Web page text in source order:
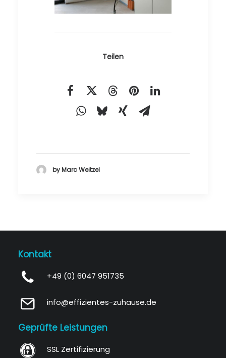
Teilen
by Marc Weitzel
Kontakt
+49 (0) 6047 951735
info@effizientes-zuhause.de
Geprüfte Leistungen
SSL Zertifizierung